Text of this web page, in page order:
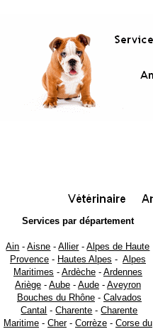
Services par département
Ain -Aisne -Allier-Alpes de Haute
Provence - Hautes Alpes - Alpes
Maritimes - Ardèche - Ardennes
Ariège - Aube - Aude - Aveyron
Bouches du Rhône - Calvados
Cantal -Charente -Charente
Maritime - Cher- Corrèze - Corse du